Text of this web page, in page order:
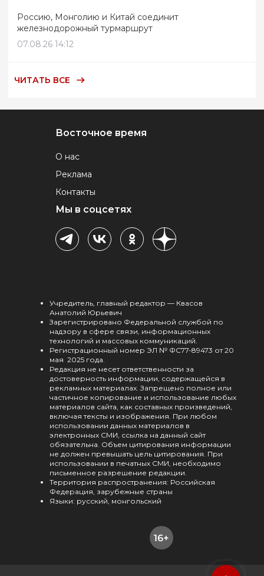
Россию, Монголию и Китай соединит
железнодорожный турмаршрут
07.08.26 14:12
ЧИТАТЬ ВСЕ
Восточное время
О нас
Реклама
Контакты
Мы в соцсетях
Учредитель, главный редактор — Квасов
Анатолий Юрьевич
Зарегистрировано Федеральной службой по
надзору в сфере связи, информационных
технологий и массовых коммуникаций.
Регистрационный номер ЭЛ № ФС77-89473 от 20
мая 2025 года.
Редакция не несет ответственности за
достоверность информации, содержащейся в
рекламных материалах. Запрещено полное или
частичное копирование и использование любых
материалов сайта, как составных произведений,
включая тексты и изображения. При любом
использовании данных материалов в
электронных СМИ, ссылка на данный сайт
обязательна. Объем цитирования информации
не должен превышать цель цитирования. При
использовании в печатных СМИ, необходимо
письменное разрешение редакции.
Территория распространения: Российская
Федерация, зарубежные страны
Языки: русский, монгольский